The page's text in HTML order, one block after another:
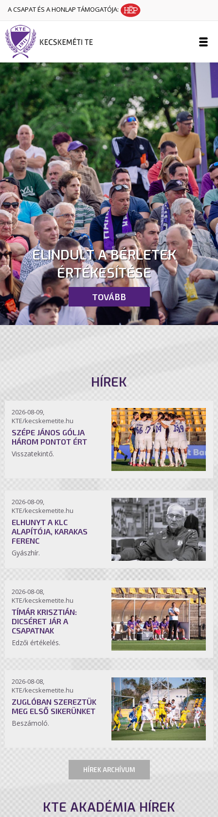
A CSAPAT ÉS A HONLAP TÁMOGATÓJA:
ELINDULT A BÉRLETEK
ÉRTÉKESÍTÉSE
TOVÁBB
HÍREK
2026-08-09,
KTE/kecskemetite.hu
SZÉPE JÁNOS GÓLJA
HÁROM PONTOT ÉRT
Visszatekintő.
2026-08-09,
KTE/kecskemetite.hu
ELHUNYT A KLC
ALAPÍTÓJA, KARAKAS
FERENC
Gyászhír.
2026-08-08,
KTE/kecskemetite.hu
TÍMÁR KRISZTIÁN:
DICSÉRET JÁR A
CSAPATNAK
Edzői értékelés.
2026-08-08,
KTE/kecskemetite.hu
ZUGLÓBAN SZEREZTÜK
MEG ELSŐ SIKERÜNKET
Beszámoló.
HÍREK ARCHÍVUM
KTE AKADÉMIA HÍREK